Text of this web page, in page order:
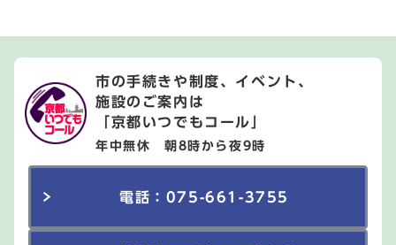
市の手続きや制度、イベント、
施設のご案内は
「京都いつでもコール」
年中無休 朝8時から夜9時
電話：075-661-3755